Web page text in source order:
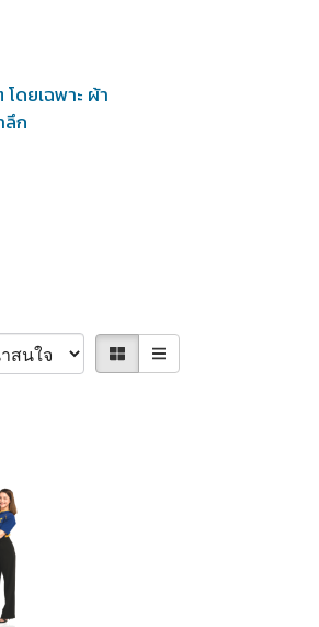
ดยเฉพาะ ผ้า
ลึก